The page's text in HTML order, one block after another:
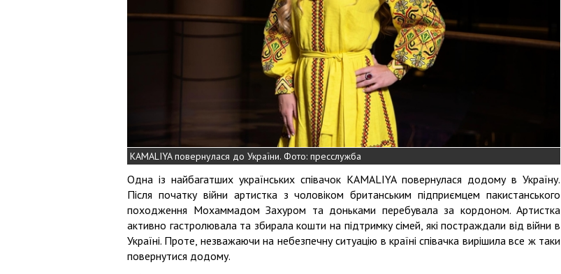
KAMALIYA повернулася до України. Фото: пресслужба
Одна із найбагатших українських співачок KAMALIYA повернулася додому в Україну.
Після початку війни артистка з чоловіком британським підприємцем пакистанського
походження Мохаммадом Захуром та доньками перебувала за кордоном. Артистка
активно гастролювала та збирала кошти на підтримку сімей, які постраждали від війни в
Україні. Проте, незважаючи на небезпечну ситуацію в країні співачка вирішила все ж таки
повернутися додому.